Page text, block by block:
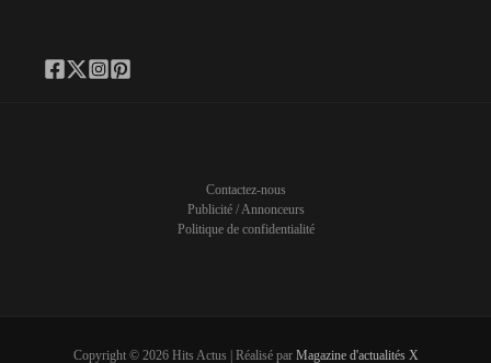
Contactez-nous
Publicité / Annonceurs
Politique de confidentialité
Copyright © 2026 Hits Actus | Réalisé par Magazine d'actualités X